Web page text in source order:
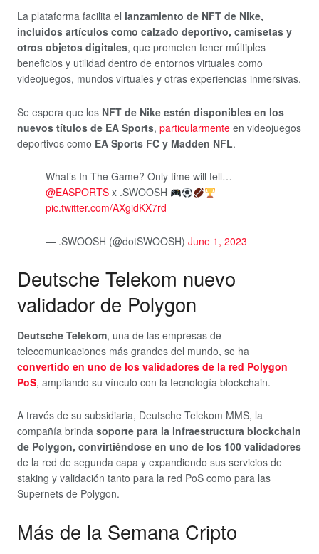
La plataforma facilita el lanzamiento de NFT de Nike,
incluidos artículos como calzado deportivo, camisetas y
otros objetos digitales, que prometen tener múltiples
beneficios y utilidad dentro de entornos virtuales como
videojuegos, mundos virtuales y otras experiencias inmersivas.
Se espera que los NFT de Nike estén disponibles en los
nuevos títulos de EA Sports, particularmente en videojuegos
deportivos como EA Sports FC y Madden NFL.
What’s In The Game? Only time will tell…
@EASPORTS x .SWOOSH
pic.twitter.com/AXgidKX7rd
— .SWOOSH (@dotSWOOSH) June 1, 2023
Deutsche Telekom nuevo
validador de Polygon
Deutsche Telekom, una de las empresas de
telecomunicaciones más grandes del mundo, se ha
convertido en uno de los validadores de la red Polygon
PoS, ampliando su vínculo con la tecnología blockchain.
A través de su subsidiaria, Deutsche Telekom MMS, la
compañía brinda soporte para la infraestructura blockchain
de Polygon, convirtiéndose en uno de los 100 validadores
de la red de segunda capa y expandiendo sus servicios de
staking y validación tanto para la red PoS como para las
Supernets de Polygon.
Más de la Semana Cripto